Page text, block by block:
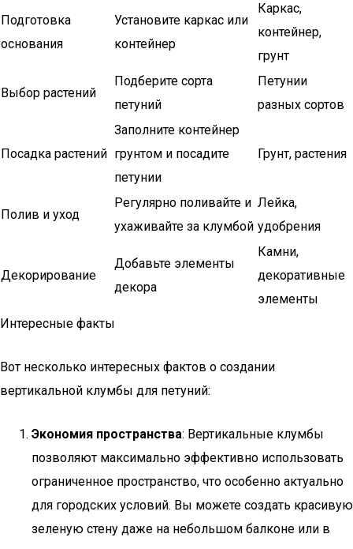
Подготовка
основания
Установите каркас или
контейнер
Каркас,
контейнер,
грунт
Выбор растений
Подберите сорта
петуний
Петунии
разных сортов
Посадка растений
Заполните контейнер
грунтом и посадите
петунии
Грунт, растения
Полив и уход
Регулярно поливайте и
ухаживайте за клумбой
Лейка,
удобрения
Декорирование
Добавьте элементы
декора
Камни,
декоративные
элементы
Интересные факты
Вот несколько интересных фактов о создании
вертикальной клумбы для петуний:
Экономия пространства: Вертикальные клумбы
позволяют максимально эффективно использовать
ограниченное пространство, что особенно актуально
для городских условий. Вы можете создать красивую
зеленую стену даже на небольшом балконе или в